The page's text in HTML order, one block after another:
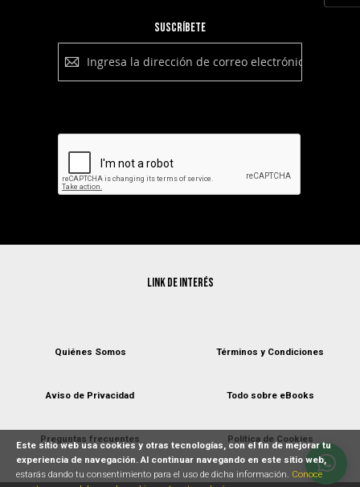
Este sitio web usa cookies y otras tecnologías, con el fin de mejorar tu
experiencia de navegación. Al continuar navegando en este sitio web,
estarás dando tu consentimiento para el uso de dicha información. Conoce
Suscríbete
nuestro
Link de interés
Quiénes Somos Términos y Condiciones
Aviso de Privacidad Todo sobre eBooks
Preguntas frecuentes Política de Cookies